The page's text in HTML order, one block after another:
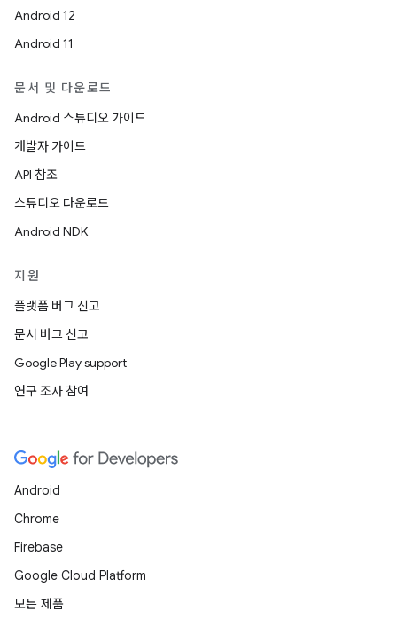
Android 12
Android 11
문서 및 다운로드
Android 스튜디오 가이드
개발자 가이드
API 참조
스튜디오 다운로드
Android NDK
지원
플랫폼 버그 신고
문서 버그 신고
Google Play support
연구 조사 참여
Android
Chrome
Firebase
Google Cloud Platform
모든 제품